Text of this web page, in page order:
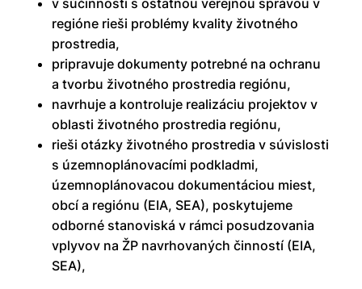
v súčinnosti s ostatnou verejnou správou v
regióne rieši problémy kvality životného
prostredia,
pripravuje dokumenty potrebné na ochranu
a tvorbu životného prostredia regiónu,
navrhuje a kontroluje realizáciu projektov v
oblasti životného prostredia regiónu,
rieši otázky životného prostredia v súvislosti
s územnoplánovacími podkladmi,
územnoplánovacou dokumentáciou miest,
obcí a regiónu (EIA, SEA), poskytujeme
odborné stanoviská v rámci posudzovania
vplyvov na ŽP navrhovaných činností (EIA,
SEA),